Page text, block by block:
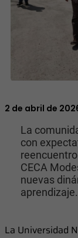
2 de abril de
La
con
CECA
nuevas
aprendizaje.
La Universidad